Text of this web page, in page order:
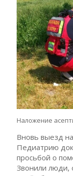
Наложение
Вновь выезд
Педиатрию
просьбой о
Звонили люди,